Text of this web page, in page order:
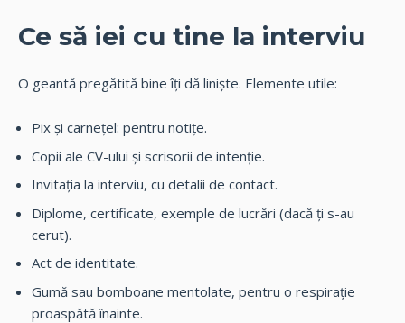
Ce să iei cu tine la interviu
O geantă pregătită bine îți dă liniște. Elemente utile:
Pix și carnețel: pentru notițe.
Copii ale CV-ului și scrisorii de intenție.
Invitația la interviu, cu detalii de contact.
Diplome, certificate, exemple de lucrări (dacă ți s-au
cerut).
Act de identitate.
Gumă sau bomboane mentolate, pentru o respirație
proaspătă înainte.